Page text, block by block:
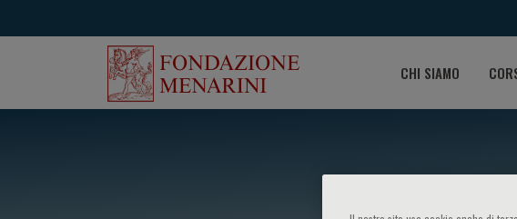
CHI SIAMO